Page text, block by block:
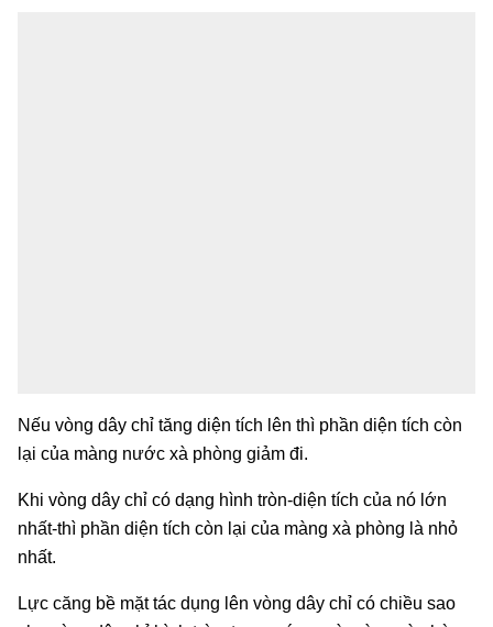
Nếu vòng dây chỉ tăng diện tích lên thì phần diện tích còn
lại của màng nước xà phòng giảm đi.
Khi vòng dây chỉ có dạng hình tròn-diện tích của nó lớn
nhất-thì phần diện tích còn lại của màng xà phòng là nhỏ
nhất.
Lực căng bề mặt tác dụng lên vòng dây chỉ có chiều sao